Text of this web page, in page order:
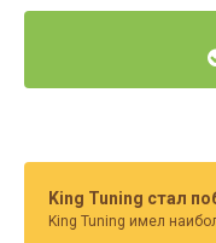
King Tuning стал
King Tuning имел